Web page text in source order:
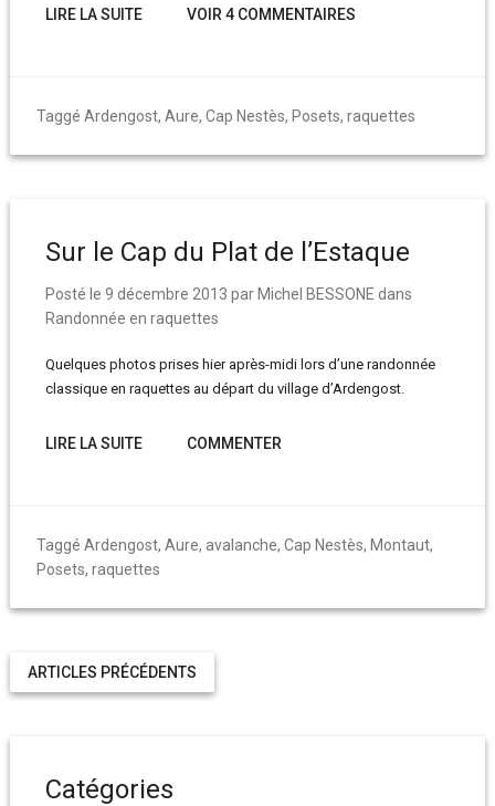
LIRE LA SUITE VOIR 4 COMMENTAIRES
Taggé Ardengost, Aure, Cap Nestès, Posets, raquettes
Sur le Cap du Plat de l’Estaque
Posté le 9 décembre 2013 par Michel BESSONE dans
Randonnée en raquettes
Quelques photos prises hier après-midi lors d’une randonnée
classique en raquettes au départ du village d’Ardengost.
LIRE LA SUITE COMMENTER
Taggé Ardengost, Aure, avalanche, Cap Nestès, Montaut,
Posets, raquettes
ARTICLES PRÉCÉDENTS
Catégories